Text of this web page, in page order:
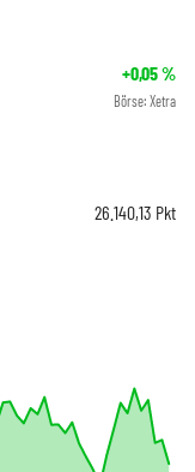
+0,05%
Börse: Xetra
26.140,13 Pkt